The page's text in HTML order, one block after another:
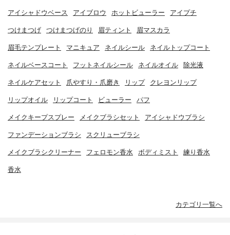
アイシャドウベース アイブロウ ホットビューラー アイプチ
つけまつげ つけまつげのり 眉ティント 眉マスカラ
眉毛テンプレート マニキュア ネイルシール ネイルトップコート
ネイルベースコート フットネイルシール ネイルオイル 除光液
ネイルケアセット 爪やすり・爪磨き リップ クレヨンリップ
リップオイル リップコート ビューラー パフ
メイクキープスプレー メイクブラシセット アイシャドウブラシ
ファンデーションブラシ スクリューブラシ
メイクブラシクリーナー フェロモン香水 ボディミスト 練り香水
香水
カテゴリ一覧へ